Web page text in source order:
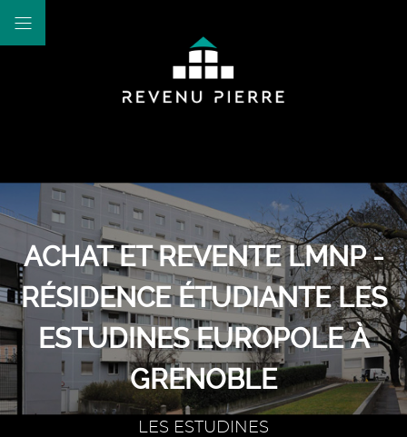
ACHAT ET REVENTE LMNP -
RÉSIDENCE ÉTUDIANTE LES
ESTUDINES EUROPOLE À
GRENOBLE
LES ESTUDINES